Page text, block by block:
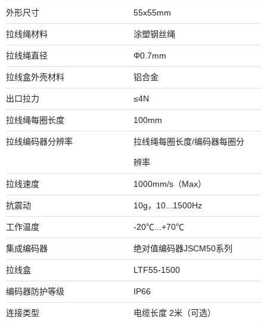
外形尺寸 55x55mm
拉线绳材料 涂塑钢丝绳
拉线绳直径 Φ0.7mm
拉线盒外壳材料 铝合金
出口拉力 ≤4N
拉线绳每圈长度 100mm
拉线编码器分辨率 拉线绳每圈长度/编码器每圈分
辨率
拉线速度 1000mm/s（Max）
抗震动 10g，10...1500Hz
工作温度 -20℃...+70℃
集成编码器 绝对值编码器JSCM50系列
拉线盒 LTF55-1500
编码器防护等级 IP66
连接类型 电缆长度 2米（可选）